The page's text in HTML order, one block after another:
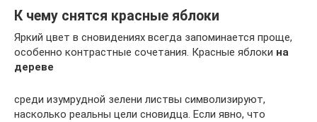
К чему снятся красные яблоки
Яркий цвет в сновидениях всегда запоминается проще,
особенно контрастные сочетания. Красные яблоки на
дереве
среди изумрудной зелени листвы символизируют,
насколько реальны цели сновидца. Если явно, что